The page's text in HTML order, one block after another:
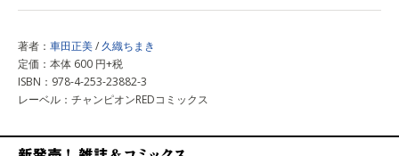
著者： 車田正美/ 久織ちまき
定価：本体 600 円+税
ISBN：978-4-253-23882-3
レーベル：チャンピオンREDコミックス